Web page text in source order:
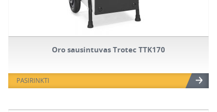
Oro sausintuvas Trotec TTK170
PASIRINKTI